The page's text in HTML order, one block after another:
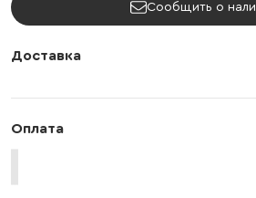
Сообщить о
Доставка
Оплата